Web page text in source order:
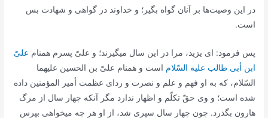
در این وصیت‌ها بر آنان گواه بگیر؛ و خداوند در گواهى و شهادت بس
است.
پس فرمود: اى یزید، مرا در این سال میگیرند؛ و علىّ پسرم همنام علىّ
ابن أبى طالب علیه السّلام است و همنام علىّ بن الحسین علیهما
السّلام، كه به او فهم و علم و نصرت و رداى عظمت أمیر المؤمنین داده
شده است؛ و وى حقّ تكلّم و اظهار ندارد مگر آنكه چهار سال از مرگ
هارون بگذرد. چون چهار سال سپرى شد، از او هر چه میخواهى بپرس